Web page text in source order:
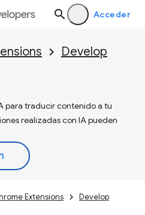
Acceder
Develop
para traducir contenido a tu
realizadas con IA pueden
Extensions Develop